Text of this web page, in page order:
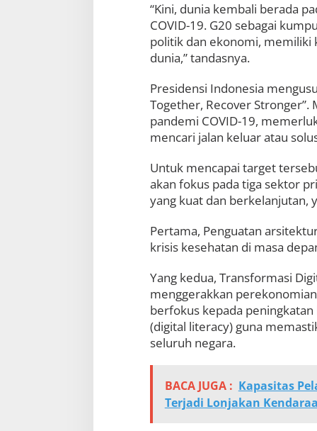
d
o
n
e
a
2
2
2
“Kini, dunia kembali berada
COVID-19. G20 sebagai
politik dan ekonomi, memiliki
dunia,” tandasnya.
Presidensi Indonesia
Together, Recover
pandemi COVID-19,
mencari jalan keluar atau
Untuk mencapai target
akan fokus pada tiga sektor
yang kuat dan berkelanjutan,
Pertama, Penguatan
krisis kesehatan di masa
Yang kedua, Transformasi
menggerakkan
berfokus kepada
(digital literacy) guna
seluruh negara.
BACA JUGA : Kapasitas
Terjadi Lonjakan